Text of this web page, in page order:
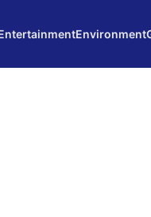
Environment